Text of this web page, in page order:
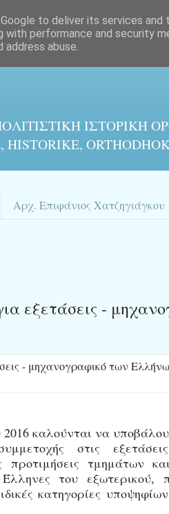
ΙΣΤΟΡΙΚΉ
Αρχ. Επιφάνιος Χατζηγιάγκου
εξετάσεις -
2016 καλούνται να
στις
προτιμήσεις τμημάτων
του εξωτερικού,
κατηγορίες
to deliver its services and
with performance and security
abuse.